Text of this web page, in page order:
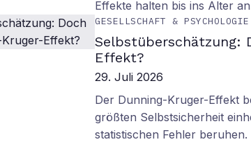
Effekte halten bis ins Alter
GESELLSCHAFT & PSYCHOLOGIE
Selbstüberschätzung:
Effekt?
29. Juli 2026
Der Dunning-Kruger-Effekt
größten Selbstsicherheit
statistischen Fehler beruhen.